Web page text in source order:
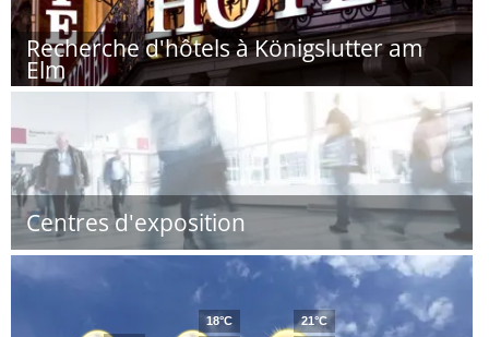
Recherche d'hôtels à Königslutter am
Elm
Centres d'exposition
18°C
21°C